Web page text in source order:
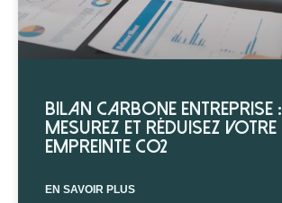
Bilan carbone entreprise :
mesurez et réduisez votre
empreinte CO2
EN SAVOIR PLUS